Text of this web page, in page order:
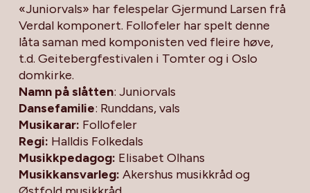
«Juniorvals» har felespelar Gjermund Larsen frå
Verdal komponert. Follofeler har spelt denne
låta saman med komponisten ved fleire høve,
t.d. Geitebergfestivalen i Tomter og i Oslo
domkirke.
Namn på slåtten: Juniorvals
Dansefamilie: Runddans, vals
Musikarar: Follofeler
Regi: Halldis Folkedals
Musikkpedagog: Elisabet Olhans
Musikkansvarleg: Akershus musikkråd og